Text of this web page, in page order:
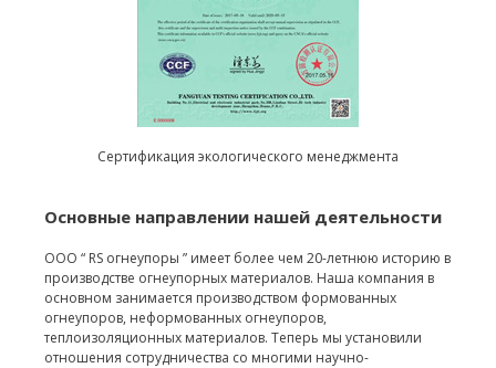
Сертификация экологического менеджмента
Основные направлении нашей деятельности
ООО “ RS огнеупоры ” имеет более чем 20-летнюю историю в
производстве огнеупорных материалов. Наша компания в
основном занимается производством формованных
огнеупоров, неформованных огнеупоров,
теплоизоляционных материалов. Теперь мы установили
отношения сотрудничества со многими научно-